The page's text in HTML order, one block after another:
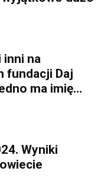
inni na
fundacji Daj
ma imię…
Wyniki